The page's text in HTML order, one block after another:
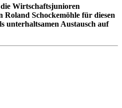
Wirtschaftsjunioren
Schockemöhle für diesen
unterhaltsamen Austausch auf